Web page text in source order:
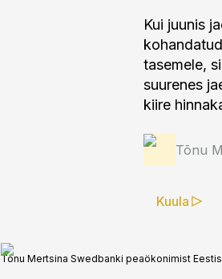
Kui juunis
tasemele,
suurenes
kiire
Tõnu
Kuula
Tõnu Mertsina Swedbanki peaökonimist Eestis